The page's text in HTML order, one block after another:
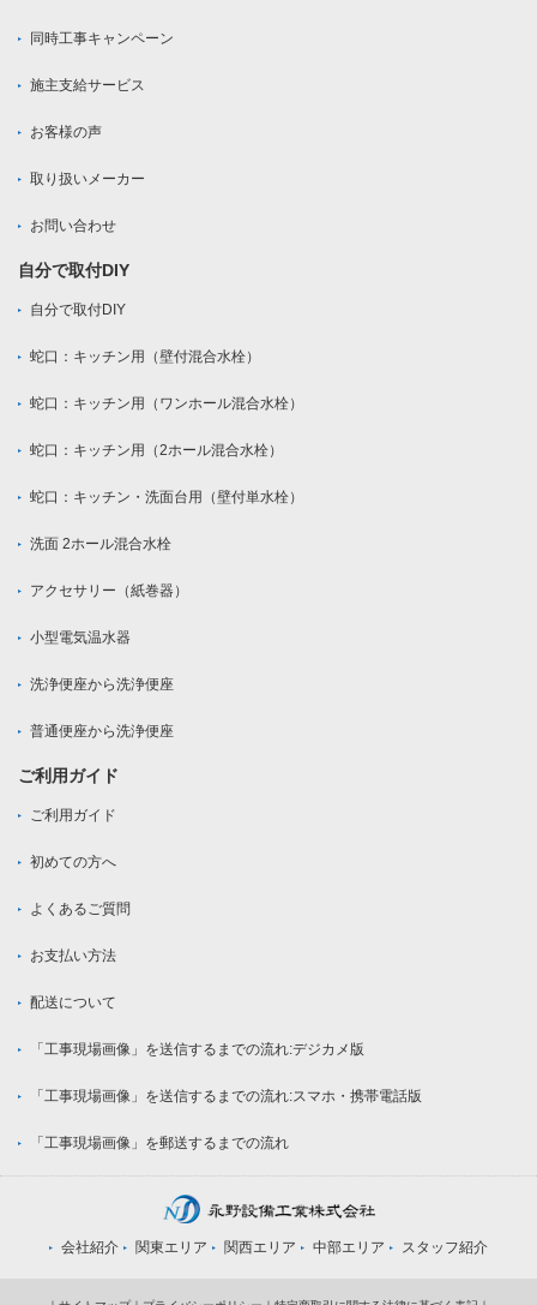
同時工事キャンペーン
施主支給サービス
お客様の声
取り扱いメーカー
お問い合わせ
自分で取付DIY
自分で取付DIY
蛇口：キッチン用（壁付混合水栓）
蛇口：キッチン用（ワンホール混合水栓）
蛇口：キッチン用（2ホール混合水栓）
蛇口：キッチン・洗面台用（壁付単水栓）
洗面 2ホール混合水栓
アクセサリー（紙巻器）
小型電気温水器
洗浄便座から洗浄便座
普通便座から洗浄便座
ご利用ガイド
ご利用ガイド
初めての方へ
よくあるご質問
お支払い方法
配送について
「工事現場画像」を送信するまでの流れ:デジカメ版
「工事現場画像」を送信するまでの流れ:スマホ・携帯電話版
「工事現場画像」を郵送するまでの流れ
会社紹介 関東エリア 関西エリア 中部エリア スタッフ紹介